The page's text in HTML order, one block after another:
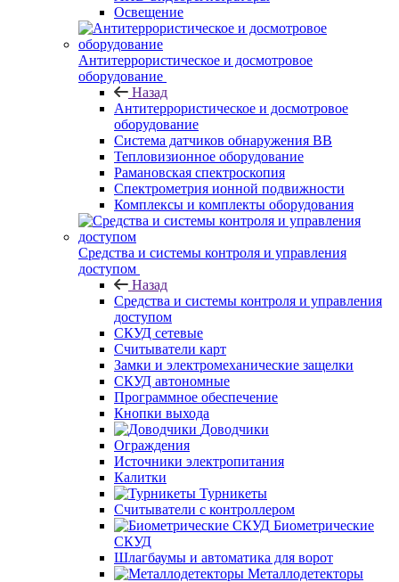
Освещение
Антитеррористическое и досмотровое
оборудование
Назад
Антитеррористическое и досмотровое
оборудование
Cистема датчиков обнаружения ВВ
Тепловизионное оборудование
Рамановская спектроскопия
Спектрометрия ионной подвижности
Комплексы и комплекты оборудования
Средства и системы контроля и управления
доступом
Назад
Средства и системы контроля и управления
доступом
СКУД сетевые
Считыватели карт
Замки и электромеханические защелки
СКУД автономные
Программное обеспечение
Кнопки выхода
Доводчики
Ограждения
Источники электропитания
Калитки
Турникеты
Считыватели с контроллером
Биометрические
СКУД
Шлагбаумы и автоматика для ворот
Металлодетекторы